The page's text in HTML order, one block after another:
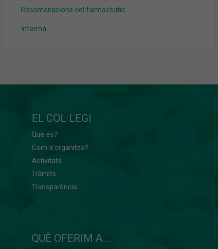
Recomanacions del farmacèutic
Infarma
EL COL·LEGI
Què és?
Com s'organitza?
Activitats
Tràmits
Transparència
QUÈ OFERIM A...